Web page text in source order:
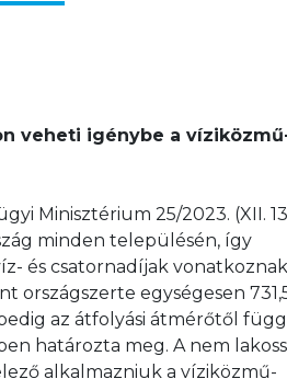
veheti igénybe a
Minisztérium 25/2023. (XII.
minden településén, így
és csatornadíjak
egységesen
az átfolyási átmérőtől
határozta meg. A nem
alkalmazniuk a víziközmű-